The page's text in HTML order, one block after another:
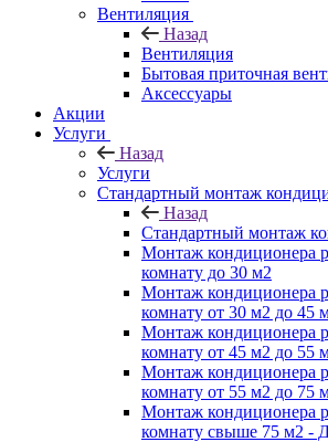
Вентиляция
Назад
Вентиляция
Бытовая приточная
Аксессуары
Акции
Услуги
Назад
Услуги
Стандартный монтаж
Назад
Стандартный монтаж
Монтаж кондиционера
комнату до 30 м2
Монтаж кондиционера
комнату от 30 м2 до 45
Монтаж кондиционера
комнату от 45 м2 до 55
Монтаж кондиционера
комнату от 55 м2 до 75
Монтаж кондиционера
комнату свыше 75 м2 -